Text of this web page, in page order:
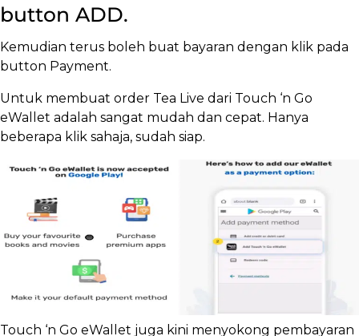
button ADD.
Kemudian terus boleh buat bayaran dengan klik pada
button Payment.
Untuk membuat order Tea Live dari Touch ‘n Go
eWallet adalah sangat mudah dan cepat. Hanya
beberapa klik sahaja, sudah siap.
Touch ‘n Go eWallet juga kini menyokong pembayaran